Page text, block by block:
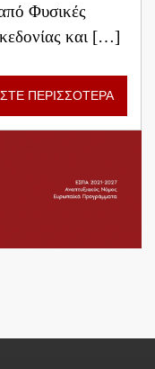
Φυσικές
και […]
ΠΕΡΙΣΣΟΤΕΡΑ